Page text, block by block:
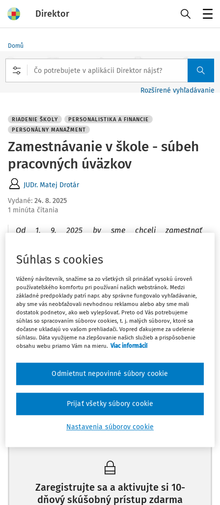
Direktor
Domů
Rozšírené vyhľadávanie
RIADENIE ŠKOLY
PERSONALISTIKA A FINANCIE
PERSONÁLNY MANAŽMENT
Zamestnávanie v škole - súbeh
pracovných úväzkov
JUDr. Matej Drotár
Vydané: 24. 8. 2025
1 minúta čítania
Od 1. 9. 2025 by sme chceli zamestnať
zmluvy - 1. pracovná zmluva - pedagogický asistent
na 50 % pracovný úväzok; 2. pracovná zmluva -
vychovávateľka v ŠKD na 75 % pracovný úväzok.
Otázka znie, či je možné urobiť takto pracovné
zmluvy alebo v prípade ŠKD je možnosť urobiť
pracovnú zmluvu len na 50 %?
Zároveň sa chcem opýtať, či je možné zamestnať
pedagogického asistenta na základnej škole na 125
%?
Máte predplatné?
Zaregistrujte sa a aktivujte si 10-
dňový skúšobný prístup zdarma
Súhlas s cookies
Vážený návštevník, snažíme sa zo všetkých síl prinášať vysokú úroveň
používateľského komfortu pri používaní našich webstránok. Medzi
základné predpoklady patrí napr. aby správne fungovalo vyhľadávanie,
aby sme vás neobťažovali nevhodnou reklamou alebo aby sme mali
dostatok podnetov, ako web vylepšovať. Preto od Vás potrebujeme
súhlas so spracovaním súborov cookies, t. j. malých súborov, ktoré sa
dočasne ukladajú vo vašom prehliadači. Vopred ďakujeme za udelenie
súhlasu. Dáta využijeme na zlepšovanie našich služieb a prispôsobenie
obsahu webu priamo Vám na mieru. Viac informácií
Nastavenia súborov cookie
Odmietnut nepovinné súbory cookie
Prijať všetky súbory cookie